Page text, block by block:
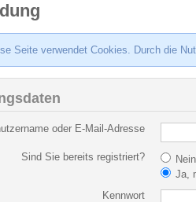
Seite verwendet Cookies. Durch die
oder E-Mail-Adresse
Sind Sie bereits registriert?
Ja,
Kennwort